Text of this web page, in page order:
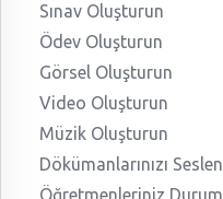
Sınav Oluşturun
Ödev Oluşturun
Görsel Oluşturun
Video Oluşturun
Müzik Oluşturun
Dökümanlarınızı